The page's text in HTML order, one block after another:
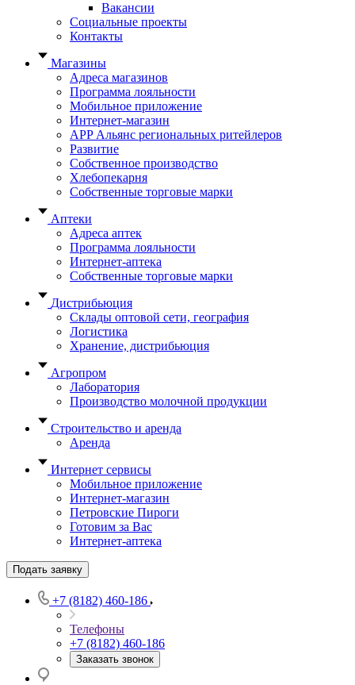
Вакансии
Социальные проекты
Контакты
Магазины
Адреса магазинов
Программа лояльности
Мобильное приложение
Интернет-магазин
APP Альянс региональных ритейлеров
Развитие
Собственное производство
Хлебопекарня
Собственные торговые марки
Аптеки
Адреса аптек
Программа лояльности
Интернет-аптека
Собственные торговые марки
Дистрибьюция
Склады оптовой сети, география
Логистика
Хранение, дистрибьюция
Агропром
Лаборатория
Производство молочной продукции
Строительство и аренда
Аренда
Интернет сервисы
Мобильное приложение
Интернет-магазин
Петровские Пироги
Готовим за Вас
Интернет-аптека
Подать заявку
+7 (8182) 460-186
Телефоны
+7 (8182) 460-186
Заказать звонок